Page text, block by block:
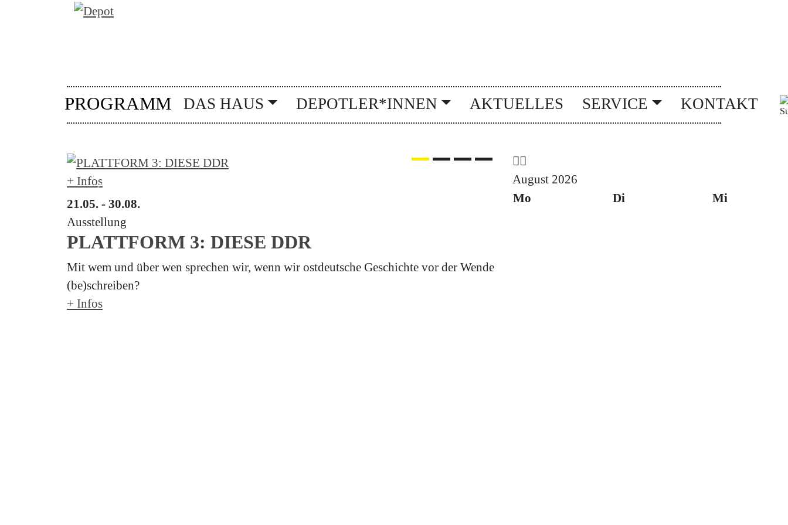
PROGRAMM DAS HAUS DEPOTLER*INNEN AKTUELLES SERVICE KONTAKT
+ Infos
21.05. - 30.08.
Ausstellung
PLATTFORM 3: DIESE DDR
Mit wem und über wen sprechen wir, wenn wir ostdeutsche Geschichte vor der Wende
(be)schreiben?
+ Infos
Previous
August 2026
Mo
Di Mi